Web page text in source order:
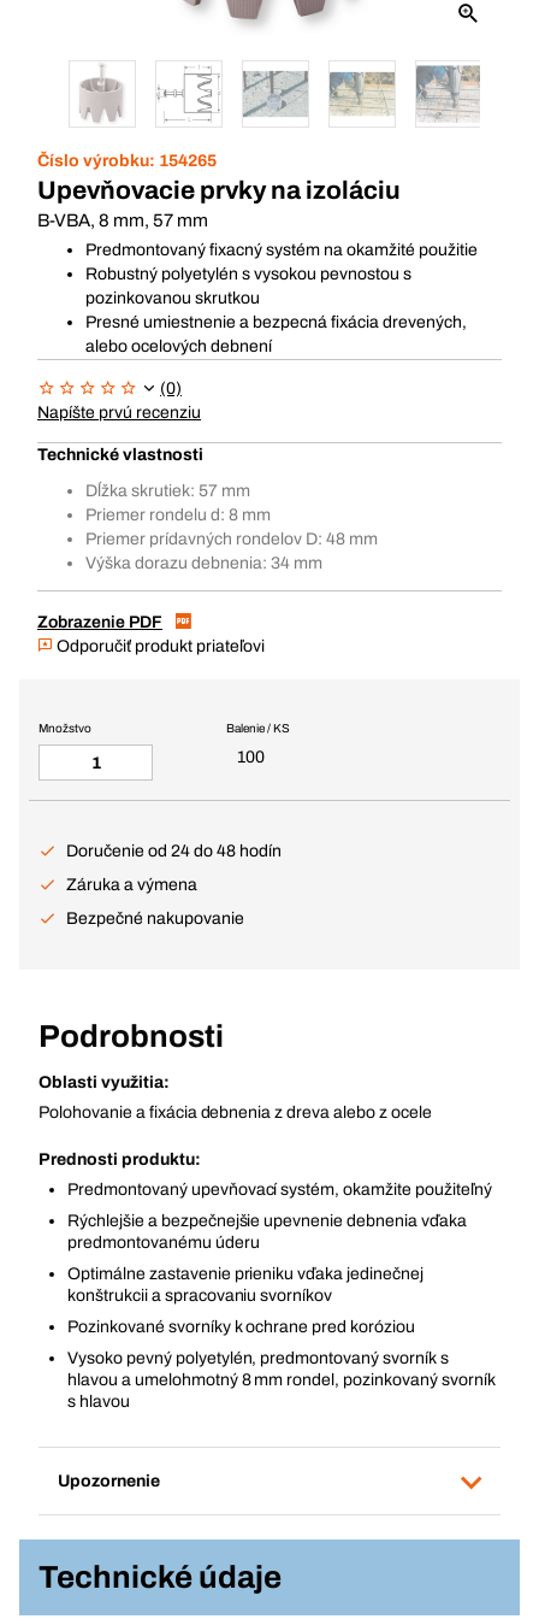
Číslo výrobku: 154265
Upevňovacie prvky na izoláciu
B-VBA, 8 mm, 57 mm
Predmontovaný fixacný systém na okamžité použitie
Robustný polyetylén s vysokou pevnostou s
pozinkovanou skrutkou
Presné umiestnenie a bezpecná fixácia drevených,
alebo ocelových debnení
(0)
Napíšte prvú recenziu
Technické vlastnosti
Dĺžka skrutiek: 57 mm
Priemer rondelu d: 8 mm
Priemer prídavných rondelov D: 48 mm
Výška dorazu debnenia: 34 mm
Zobrazenie PDF
Odporučiť produkt priateľovi
Balenie / KS
100
Množstvo
Doručenie od 24 do 48 hodín
Záruka a výmena
Bezpečné nakupovanie
Podrobnosti
Oblasti využitia:
Polohovanie a fixácia debnenia z dreva alebo z ocele
Prednosti produktu:
Predmontovaný upevňovací systém, okamžite použiteľný
Rýchlejšie a bezpečnejšie upevnenie debnenia vďaka
predmontovanému úderu
Optimálne zastavenie prieniku vďaka jedinečnej
konštrukcii a spracovaniu svorníkov
Pozinkované svorníky k ochrane pred koróziou
Vysoko pevný polyetylén, predmontovaný svorník s
hlavou a umelohmotný 8 mm rondel, pozinkovaný svorník
s hlavou
Upozornenie
Technické údaje